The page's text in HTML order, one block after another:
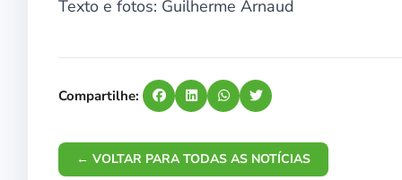
Texto e fotos: Guilherme Arnaud
Compartilhe:
← VOLTAR PARA TODAS AS NOTÍCIAS